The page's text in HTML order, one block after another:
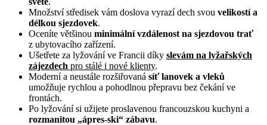
Množství středisek vám doslova vyrazí dech svou velikostí a
délkou sjezdovek.
Oceníte většinou minimální vzdálenost na sjezdovou trať
z ubytovacího zařízení.
Ušetřete za lyžování ve Francii díky slevám na lyžařských
zájezdech pro stálé i nové klienty.
Moderní a neustále rozšiřovaná síť lanovek a vleků
umožňuje rychlou a pohodlnou přepravu bez čekání ve
frontách.
Po lyžování si užijete proslavenou francouzskou kuchyni a
rozmanitou „ápres-ski“ zábavu.